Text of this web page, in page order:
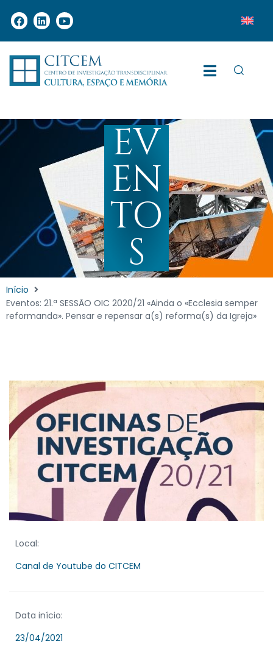
EV
EN
TO
S
Início
Eventos: 21.ª SESSÃO OIC 2020/21 «Ainda o «Ecclesia semper
reformanda». Pensar e repensar a(s) reforma(s) da Igreja»
Local:
Canal de Youtube do CITCEM
Data início:
23/04/2021